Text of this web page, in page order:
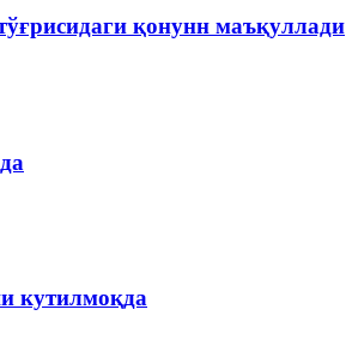
қонунн маъқуллади
кутилмоқда